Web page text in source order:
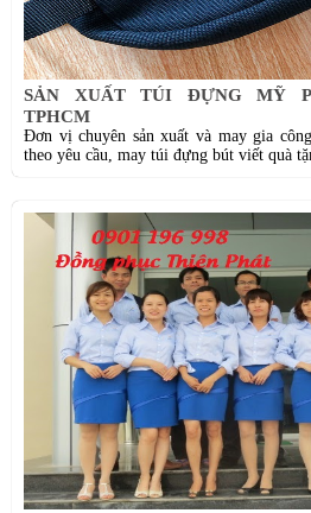
SẢN XUẤT TÚI ĐỰNG MỸ
TPHCM
Đơn vị chuyên sản xuất và may gia
theo yêu cầu, may túi đựng bút viết quà